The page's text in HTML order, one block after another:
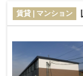
賃貸 | マンション